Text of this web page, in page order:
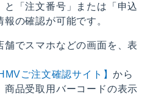
と「注文番号」または「申込
の確認が可能です。
でスマホなどの画面を、表
HMVご注文確認サイト】から
商品受取用バーコードの表示